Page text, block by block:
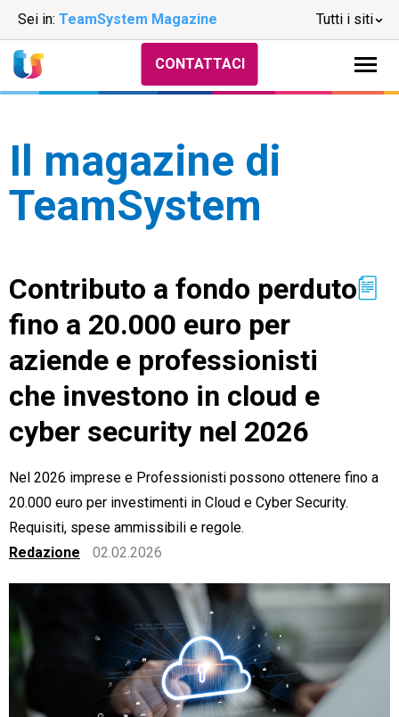
Sei in: TeamSystem Magazine Tutti i siti
CRM
Ecommerce
Email Marketing
Fatturazione
Financial Solutions
CONTATTACI
Il magazine di
TeamSystem
Contributo a fondo perduto
fino a 20.000 euro per
aziende e professionisti
che investono in cloud e
cyber security nel 2026
Nel 2026 imprese e Professionisti possono ottenere fino a
20.000 euro per investimenti in Cloud e Cyber Security.
Requisiti, spese ammissibili e regole.
Redazione
02.02.2026